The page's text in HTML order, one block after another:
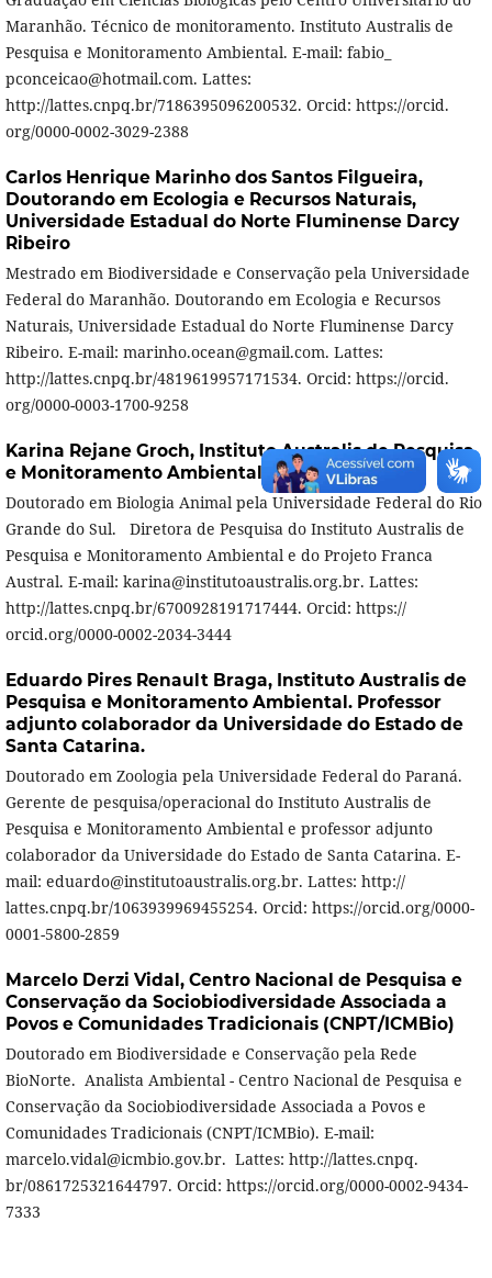
Maranhão. Técnico de monitoramento. Instituto Australis de
Pesquisa e Monitoramento Ambiental. E-mail: fabio_
pconceicao@hotmail.com. Lattes:
http://lattes.cnpq.br/7186395096200532. Orcid: https://orcid.
org/0000-0002-3029-2388
Carlos Henrique Marinho dos Santos Filgueira,
Doutorando em Ecologia e Recursos Naturais,
Universidade Estadual do Norte Fluminense Darcy
Ribeiro
Mestrado em Biodiversidade e Conservação pela Universidade
Federal do Maranhão. Doutorando em Ecologia e Recursos
Naturais, Universidade Estadual do Norte Fluminense Darcy
Ribeiro. E-mail: marinho.ocean@gmail.com. Lattes:
http://lattes.cnpq.br/4819619957171534. Orcid: https://orcid.
org/0000-0003-1700-9258
Karina Rejane Groch, Instituto Australis de Pesquisa
e Monitoramento Ambiental
Doutorado em Biologia Animal pela Universidade Federal do Rio
Grande do Sul. Diretora de Pesquisa do Instituto Australis de
Pesquisa e Monitoramento Ambiental e do Projeto Franca
Austral. E-mail: karina@institutoaustralis.org.br. Lattes:
http://lattes.cnpq.br/6700928191717444. Orcid: https://
orcid.org/0000-0002-2034-3444
Eduardo Pires Renault Braga, Instituto Australis de
Pesquisa e Monitoramento Ambiental. Professor
adjunto colaborador da Universidade do Estado de
Santa Catarina.
Doutorado em Zoologia pela Universidade Federal do Paraná.
Gerente de pesquisa/operacional do Instituto Australis de
Pesquisa e Monitoramento Ambiental e professor adjunto
colaborador da Universidade do Estado de Santa Catarina. E-
mail: eduardo@institutoaustralis.org.br. Lattes: http://
lattes.cnpq.br/1063939969455254. Orcid: https://orcid.org/0000-
0001-5800-2859
Marcelo Derzi Vidal, Centro Nacional de Pesquisa e
Conservação da Sociobiodiversidade Associada a
Povos e Comunidades Tradicionais (CNPT/ICMBio)
Doutorado em Biodiversidade e Conservação pela Rede
BioNorte. Analista Ambiental - Centro Nacional de Pesquisa e
Conservação da Sociobiodiversidade Associada a Povos e
Comunidades Tradicionais (CNPT/ICMBio). E-mail:
marcelo.vidal@icmbio.gov.br. Lattes: http://lattes.cnpq.
br/0861725321644797. Orcid: https://orcid.org/0000-0002-9434-
7333